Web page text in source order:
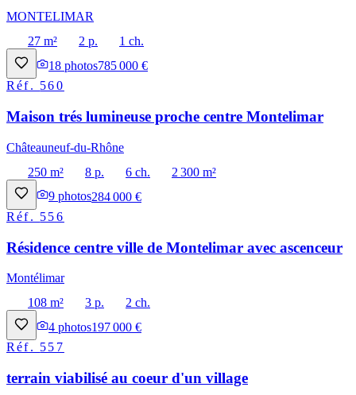
MONTELIMAR
27 m²
2 p.
1 ch.
18 photos785 000 €
Réf. 560
Maison trés lumineuse proche centre Montelimar
Châteauneuf-du-Rhône
250 m²
8 p. 6 ch.
2 300 m²
9 photos284 000 €
Réf. 556
Résidence centre ville de Montelimar avec ascenceur
Montélimar
108 m²
3 p.
2 ch.
4 photos197 000 €
Réf. 557
terrain viabilisé au coeur d'un village